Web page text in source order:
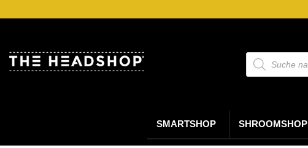
Suche
nach
Produkten
SMARTSHOP SHROOMSHOP